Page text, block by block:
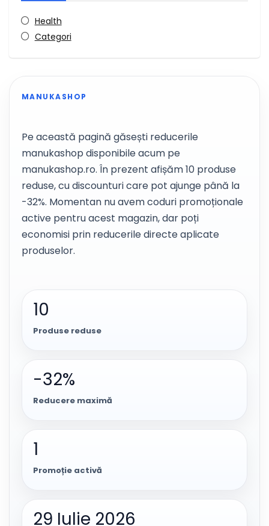
Health
Categori
MANUKASHOP
Pe această pagină găsești reducerile
manukashop disponibile acum pe
manukashop.ro. În prezent afișăm 10 produse
reduse, cu discounturi care pot ajunge până la
-32%. Momentan nu avem coduri promoționale
active pentru acest magazin, dar poți
economisi prin reducerile directe aplicate
produselor.
10
Produse reduse
-32%
Reducere maximă
1
Promoție activă
29 Iulie 2026